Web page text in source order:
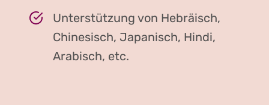
Unterstützung von Hebräisch,
Chinesisch, Japanisch, Hindi,
Arabisch, etc.